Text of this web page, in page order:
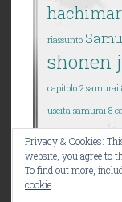
riassunto
shonen
capitolo 2 samurai
uscita samurai 8
Privacy & Cookies:
website, you agree to
To find out more,
cookie